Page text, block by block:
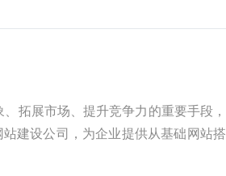
拓展市场、提升竞争力的重要手段，
建设公司，为企业提供从基础网站搭